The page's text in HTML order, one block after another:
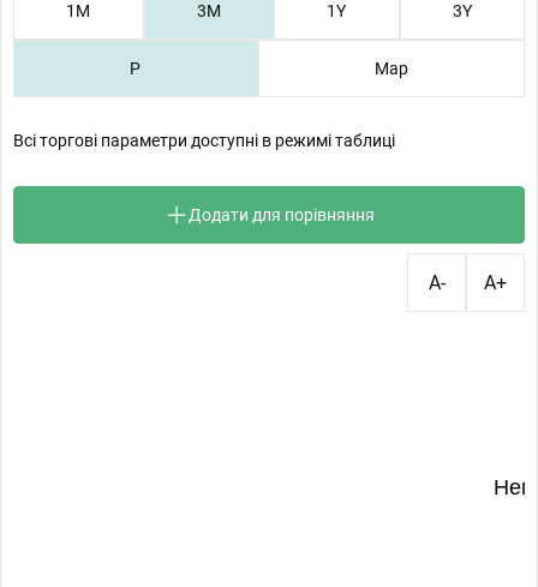
1М 3М 1Y 3Y
P Map
Всі торгові параметри доступні в режимі таблиці
Додати для порівняння
A- A+